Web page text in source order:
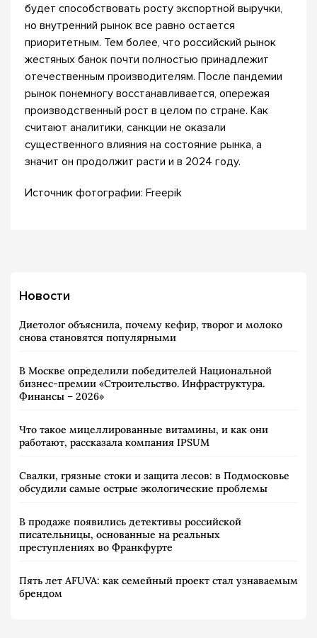
будет способствовать росту экспортной выручки,
но внутренний рынок все равно остается
приоритетным. Тем более, что российский рынок
жестяных банок почти полностью принадлежит
отечественным производителям. После пандемии
рынок понемногу восстанавливается, опережая
производственный рост в целом по стране. Как
считают аналитики, санкции не оказали
существенного влияния на состояние рынка, а
значит он продолжит расти и в 2024 году.
Источник фотографии: Freepik
Новости
Диетолог объяснила, почему кефир, творог и молоко
снова становятся популярными
В Москве определили победителей Национальной
бизнес-премии «Строительство. Инфраструктура.
Финансы – 2026»
Что такое мицеллированные витамины, и как они
работают, рассказала компания IPSUM
Свалки, грязные стоки и защита лесов: в Подмосковье
обсудили самые острые экологические проблемы
В продаже появились детективы российской
писательницы, основанные на реальных
преступлениях во Франкфурте
Пять лет AFUVA: как семейный проект стал узнаваемым
брендом